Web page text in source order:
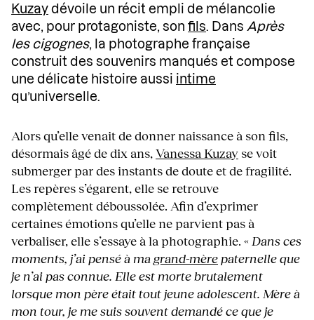
Kuzay dévoile un récit empli de mélancolie
avec, pour protagoniste, son fils. Dans Après
les cigognes, la photographe française
construit des souvenirs manqués et compose
une délicate histoire aussi intime
qu’universelle.
Alors qu’elle venait de donner naissance à son fils,
désormais âgé de dix ans,Vanessa Kuzay se voit
submerger par des instants de doute et de fragilité.
Les repères s’égarent, elle se retrouve
complètement déboussolée. Afin d’exprimer
certaines émotions qu’elle ne parvient pas à
verbaliser, elle s’essaye à la photographie. « Dans ces
moments, j’ai pensé à ma grand-mère paternelle que
je n’ai pas connue. Elle est morte brutalement
lorsque mon père était tout jeune adolescent. Mère à
mon tour, je me suis souvent demandé ce que je